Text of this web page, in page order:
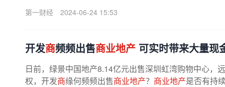
第一财经
2024-06-24 15:53
开发商频频出售商业地产 可实时带来大量现
日前，绿景中国地产8.14亿元出售深圳虹湾购物中心，
权，开发商缘何频频出售商业地产？ 商业地产是否有持